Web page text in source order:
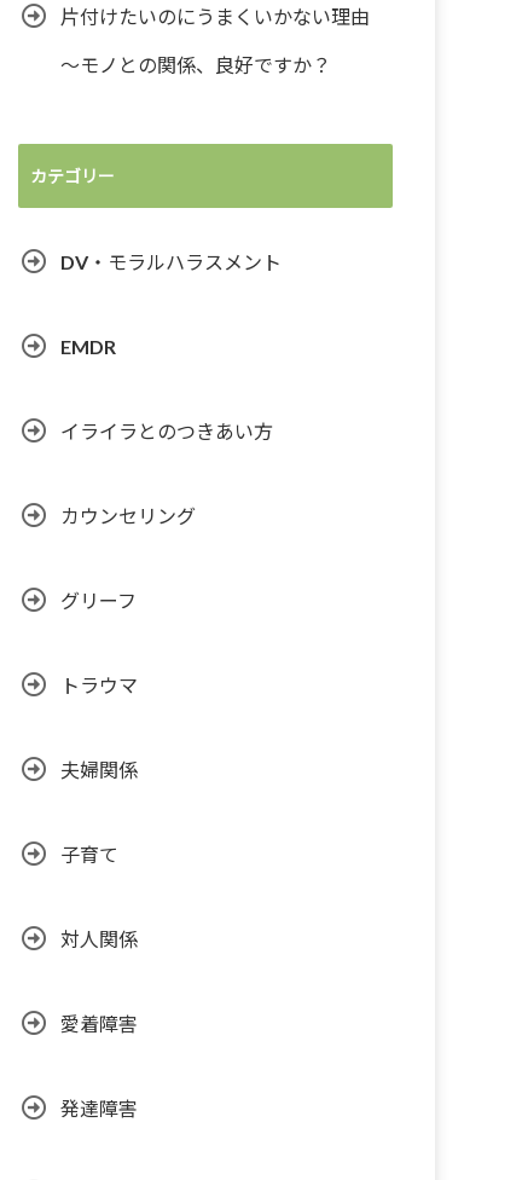
片付けたいのにうまくいかない理由
～モノとの関係、良好ですか？
カテゴリー
DV・モラルハラスメント
EMDR
イライラとのつきあい方
カウンセリング
グリーフ
トラウマ
夫婦関係
子育て
対人関係
愛着障害
発達障害